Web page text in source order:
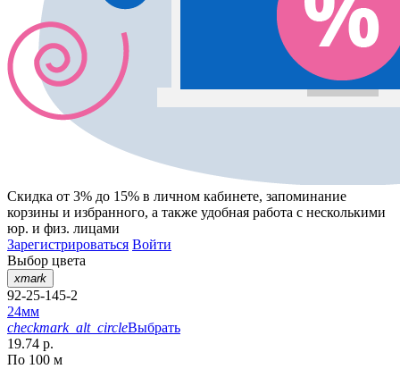
Скидка от 3% до 15% в личном кабинете, запоминание
корзины и избранного, а также удобная работа с несколькими
юр. и физ. лицами
Зарегистрироваться Войти
Выбор цвета
xmark
92-25-145-2
24мм
checkmark_alt_circleВыбрать
19.74 р.
По 100 м